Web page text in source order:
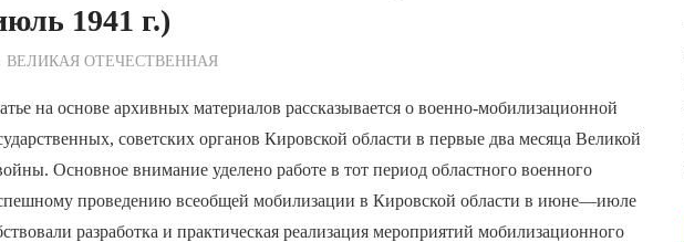
1941 г.)
Дежурный по Редакции
ВЕЛИКАЯ ОТЕЧЕСТВЕННАЯ
на основе архивных материалов рассказывается о военно-мобилизационной
советских органов Кировской области в первые два месяца Великой
Основное внимание уделено работе в тот период областного военного
проведению всеобщей мобилизации в Кировской области в июне—июле
разработка и практическая реализация мероприятий мобилизационного